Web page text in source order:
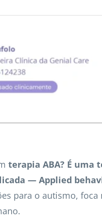
terapia ABA? É uma
— Applied
para o autismo,